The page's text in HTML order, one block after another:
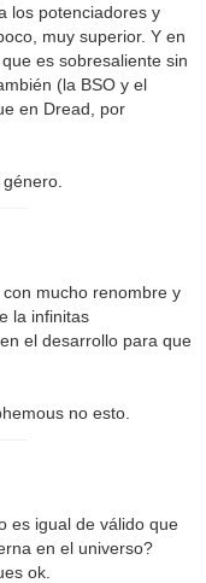
los potenciadores y
muy superior. Y en
es sobresaliente sin
(la BSO y el
en Dread, por
con mucho renombre y
la infinitas
el desarrollo para que
no esto.
es igual de válido que
en el universo?
ok.